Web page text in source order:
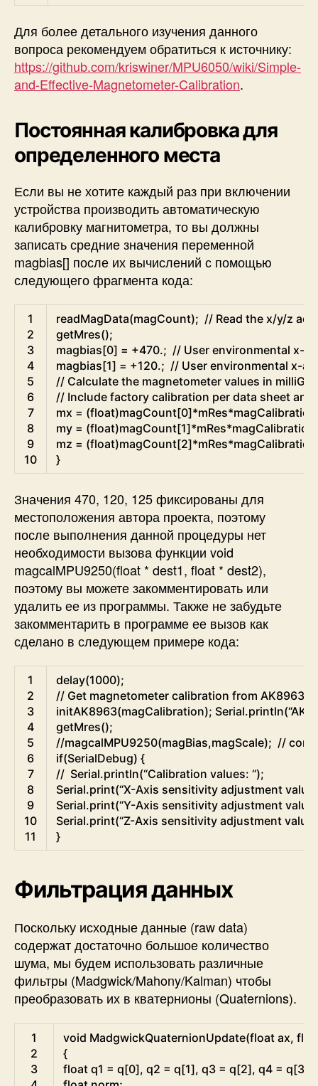
Для более детального изучения данного
вопроса рекомендуем обратиться к источнику:
https://github.com/kriswiner/MPU6050/wiki/Simple-
and-Effective-Magnetometer-Calibration.
Постоянная калибровка для
определенного места
Если вы не хотите каждый раз при включении
устройства производить автоматическую
калибровку магнитометра, то вы должны
записать средние значения переменной
magbias[] после их вычислений с помощью
следующего фрагмента кода:
Arduino
1
2
3
4
5
6
7
8
9
10
readMagData(magCount); // Read the x/y/z
getMres();
magbias[0] = +470.; // User environmental x-
magbias[1] = +120.; // User environmental x-
// Calculate the magnetometer values in
// Include factory calibration per data sheet
mx = (float)magCount[0]*mRes*magCalibration
my = (float)magCount[1]*mRes*magCalibration
mz = (float)magCount[2]*mRes*magCalibration
}
Значения 470, 120, 125 фиксированы для
местоположения автора проекта, поэтому
после выполнения данной процедуры нет
необходимости вызова функции void
magcalMPU9250(float * dest1, float * dest2),
поэтому вы можете закомментировать или
удалить ее из программы. Также не забудьте
закомментарить в программе ее вызов как
сделано в следующем примере кода:
1
2
3
4
5
6
7
8
9
10
11
delay(1000);
// Get magnetometer calibration from AK8963
initAK8963(magCalibration); Serial.println(“
getMres();
//magcalMPU9250(magBias,magScale);  //
if(SerialDebug) {
//  Serial.println(“Calibration values: “);
Serial.print(“X-Axis sensitivity adjustment value
Serial.print(“Y-Axis sensitivity adjustment value
Serial.print(“Z-Axis sensitivity adjustment value
}
Фильтрация данных
Поскольку исходные данные (raw data)
содержат достаточно большое количество
шума, мы будем использовать различные
фильтры (Madgwick/Mahony/Kalman) чтобы
преобразовать их в кватернионы (Quaternions).
Arduino
1
2
3
void MadgwickQuaternionUpdate(float ax,
{
float q1 = q[0], q2 = q[1], q3 = q[2], q4 = q[3